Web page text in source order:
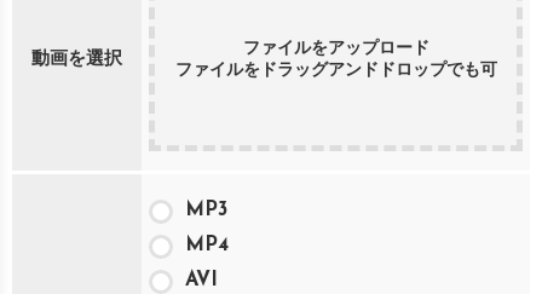
動画を選択
ファイルをアップロード
ファイルをドラッグアンドドロップでも可
MP3
MP4
AVI